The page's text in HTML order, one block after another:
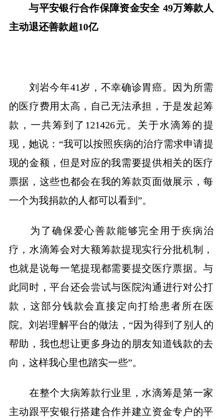
与平安银行合作保障资金安全 49万筹款人
主动退还善款超10亿
刘岩今年41岁，不幸确诊胃癌。因为所需
的医疗费用太高，自己无法承担，于是发起筹
款，一共筹到了121426元。关于水滴筹的提
现，她说：“我可以按照疾病的治疗需求申请提
现的金额，但是对应的我需要提供相关的医疗
票据，这些也都会在我的筹款页面做展示，每
一个为我捐款的人都可以看到”。
为了确保爱心善款能够完全用于疾病治
疗，水滴筹会对大额筹款提现实行分批机制，
也就是说每一笔提现都需要提交医疗票据。与
此同时，平台还会尝试与医院沟通进行对公打
款，这部分钱款会直接定向打给患者所在医
院。刘岩理解平台的做法，“因为得到了别人的
帮助，我也想让更多身边的朋友知道钱款的去
向，这样我心里也踏实一些”。
在整个大病筹款行业里，水滴筹是第一家
主动跟平安银行搭建合作并建立资金专户的平